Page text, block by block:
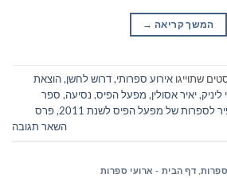
המשך קריאה →
שתוייגו אירוע ספרותי,דרוש לחשן,הוצאת
ליניק,יאיר אסולין, מפעל הפיס, נסיעה, ספר
לספרות של מפעל הפיס לשנת 2011 ,פרס
השאר תגובה
ספרות דף הבית - ארועי ספרות